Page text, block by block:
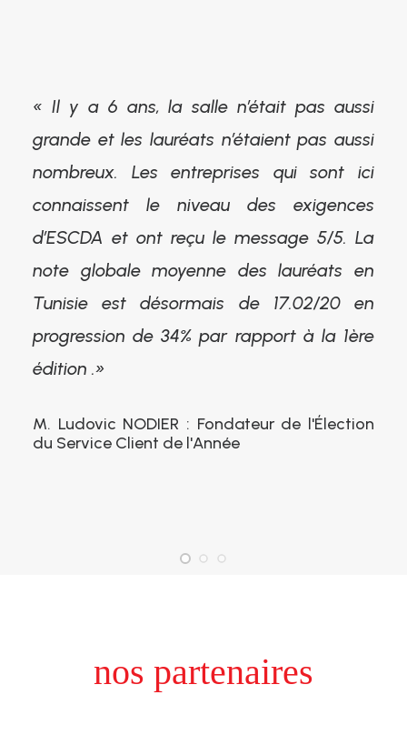
« Il y a 6 ans, la salle n’était pas aussi
grande et les lauréats n’étaient pas aussi
nombreux. Les entreprises qui sont ici
connaissent le niveau des exigences
d’ESCDA et ont reçu le message 5/5. La
note globale moyenne des lauréats en
Tunisie est désormais de 17.02/20 en
progression de 34% par rapport à la 1ère
édition .»
M. Ludovic NODIER : Fondateur de l'Élection
du Service Client de l'Année
nos partenaires